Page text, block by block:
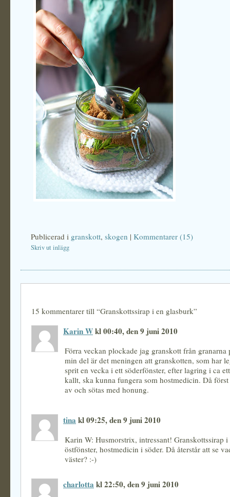
Publicerad i granskott, skogen | Kommentarer (15)
Skriv ut inlägg
15 kommentarer till “Granskottssirap i en glasburk”
Karin Wkl 00:40, den 9 juni 2010
Förra veckan plockade jag granskott från granarna
min del är det meningen att granskotten, som har
sprit en vecka i ett söderfönster, efter lagring i ca
kallt, ska kunna fungera som hostmedicin. Då
av och sötas med honung.
tina kl 09:25, den 9 juni 2010
Karin W: Husmorstrix, intressant! Granskottssirap
östfönster, hostmedicin i söder. Då återstår att se
väster? :-)
charlotta kl 22:50, den 9 juni 2010